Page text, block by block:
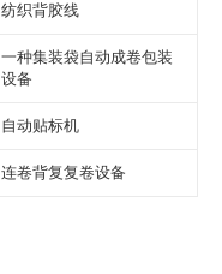
纺织背胶线
一种集装袋自动成卷包装
设备
自动贴标机
连卷背复复卷设备